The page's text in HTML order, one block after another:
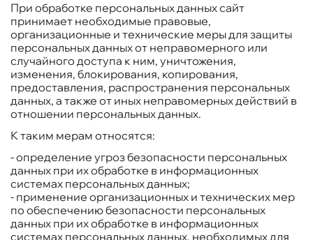
При обработке персональных данных сайт
принимает необходимые правовые,
организационные и технические меры для защиты
персональных данных от неправомерного или
случайного доступа к ним, уничтожения,
изменения, блокирования, копирования,
предоставления, распространения персональных
данных, а также от иных неправомерных действий в
отношении персональных данных.
К таким мерам относятся:
- определение угроз безопасности персональных
данных при их обработке в информационных
системах персональных данных;
- применение организационных и технических мер
по обеспечению безопасности персональных
данных при их обработке в информационных
системах персональных данных, необходимых для